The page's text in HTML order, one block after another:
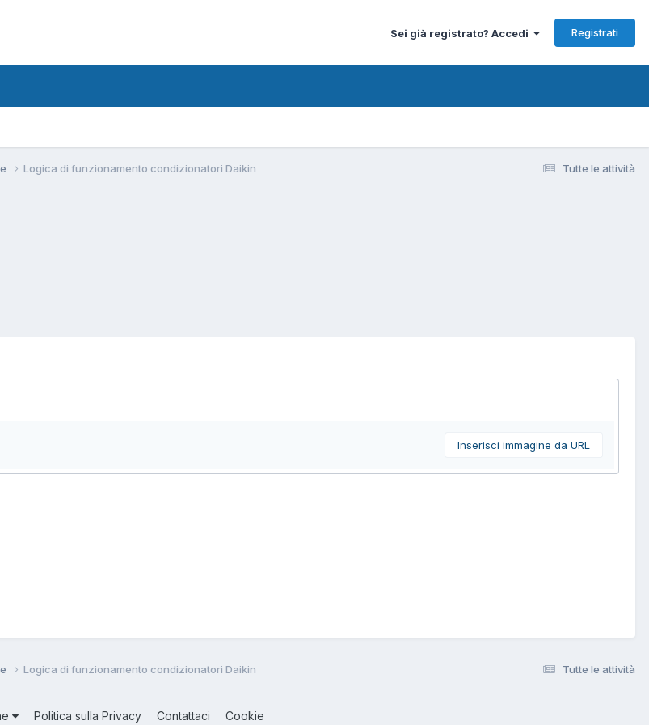
Sei già registrato? Accedi Registrati
Tutte le attività
Logica di funzionamento condizionatori Daikin
Inserisci immagine da URL
Tutte le attività
Logica di funzionamento condizionatori Daikin
Politica sulla Privacy Contattaci Cookie